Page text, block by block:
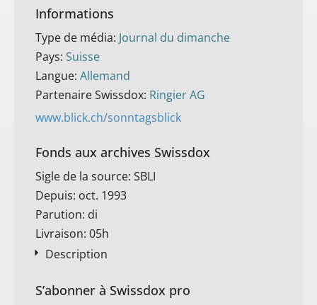
Informations
Type de média: Journal du dimanche
Pays: Suisse
Langue: Allemand
Partenaire Swissdox: Ringier AG
www.blick.ch/sonntagsblick
Fonds aux archives Swissdox
Sigle de la source: SBLI
Depuis: oct. 1993
Parution: di
Livraison: 05h
Description
S’abonner à Swissdox pro